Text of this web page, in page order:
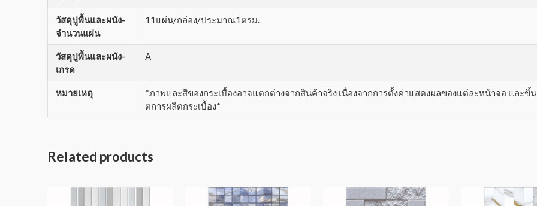
วัสดุปูพื้นและผนัง-
จำนวนแผ่น
11แผ่น/กล่อง/ประมาณ1ตรม.
วัสดุปูพื้นและผนัง-
เกรด
A
หมายเหตุ
*ภาพและสีของกระเบื้องอาจแตกต่างจากสินค้าจริง เนื่องจากการตั้งค่าแสดงผลของแต่ละหน้าจอ และขึ้
ตการผลิตกระเบื้อง*
Related products